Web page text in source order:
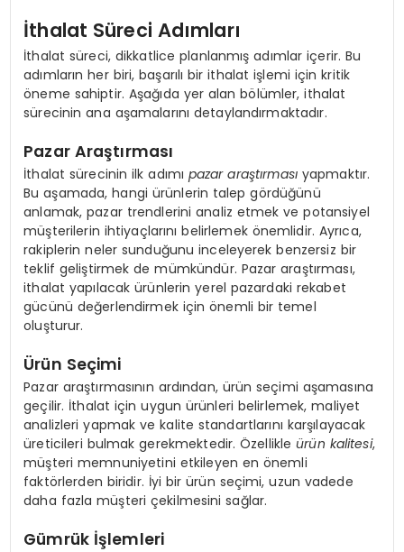
İthalat Süreci Adımları
İthalat süreci, dikkatlice planlanmış adımlar içerir. Bu
adımların her biri, başarılı bir ithalat işlemi için kritik
öneme sahiptir. Aşağıda yer alan bölümler, ithalat
sürecinin ana aşamalarını detaylandırmaktadır.
Pazar Araştırması
İthalat sürecinin ilk adımı pazar araştırması yapmaktır.
Bu aşamada, hangi ürünlerin talep gördüğünü
anlamak, pazar trendlerini analiz etmek ve potansiyel
müşterilerin ihtiyaçlarını belirlemek önemlidir. Ayrıca,
rakiplerin neler sunduğunu inceleyerek benzersiz bir
teklif geliştirmek de mümkündür. Pazar araştırması,
ithalat yapılacak ürünlerin yerel pazardaki rekabet
gücünü değerlendirmek için önemli bir temel
oluşturur.
Ürün Seçimi
Pazar araştırmasının ardından, ürün seçimi aşamasına
geçilir. İthalat için uygun ürünleri belirlemek, maliyet
analizleri yapmak ve kalite standartlarını karşılayacak
üreticileri bulmak gerekmektedir. Özellikleürün kalitesi,
müşteri memnuniyetini etkileyen en önemli
faktörlerden biridir. İyi bir ürün seçimi, uzun vadede
daha fazla müşteri çekilmesini sağlar.
Gümrük İşlemleri